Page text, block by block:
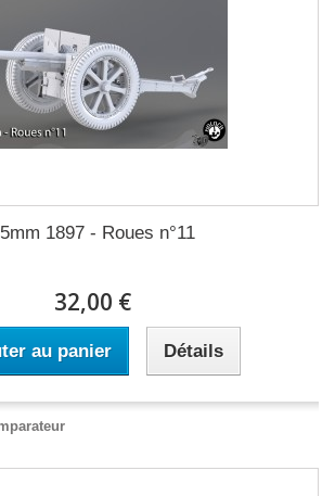
1897 - Roues n°11
32,00 €
au panier Détails